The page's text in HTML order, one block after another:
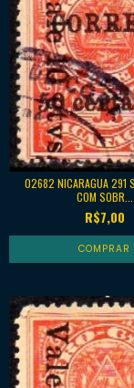
02682 NICARAGUA 291
COM SOBR...
R$7,00